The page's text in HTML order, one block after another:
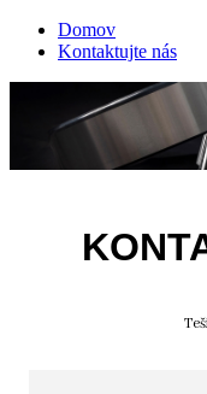
Domov
Kontaktujte nás